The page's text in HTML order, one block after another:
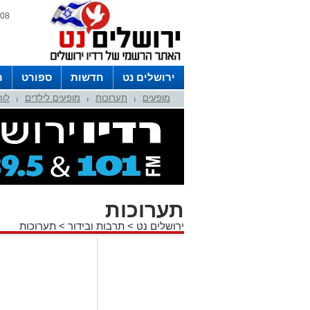
08 אוגוסט 2026 / 03:07
ירושלים נט חדשות ספורט
לפרסום ברדיו צרו קשר
לוח מופעים תערוכות מופעים לילדים
תערוכות
ירושלים נט > תרבות ובידור > תערוכות